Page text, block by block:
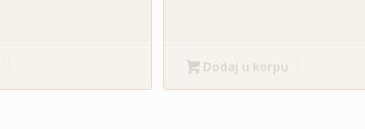
Dodaj u korpu